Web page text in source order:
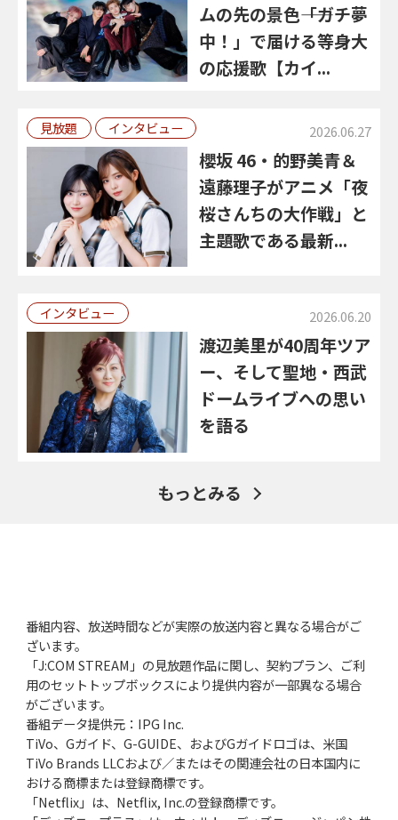
ムの先の景色――「ガチ夢
中！」で届ける等身大
の応援歌【カイ...
見放題 インタビュー 2026.06.27
櫻坂 46・的野美青＆
遠藤理子がアニメ「夜
桜さんちの大作戦」と
主題歌である最新...
インタビュー 2026.06.20
渡辺美里が40周年ツア
ー、そして聖地・西武
ドームライブへの思い
を語る
もっとみる
番組内容、放送時間などが実際の放送内容と異なる場合がご
ざいます。
「J:COM STREAM」の見放題作品に関し、契約プラン、ご利
用のセットトップボックスにより提供内容が一部異なる場合
がございます。
番組データ提供元：IPG Inc.
TiVo、Gガイド、G-GUIDE、およびGガイドロゴは、米国
TiVo Brands LLCおよび／またはその関連会社の日本国内に
おける商標または登録商標です。
「Netflix」は、Netflix, Inc.の登録商標です。